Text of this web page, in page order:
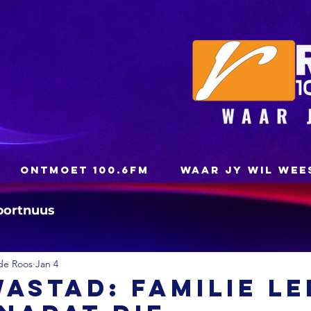
ONTMOET 100.6FM WAAR JY WIL
Familie
Roos Jan 4